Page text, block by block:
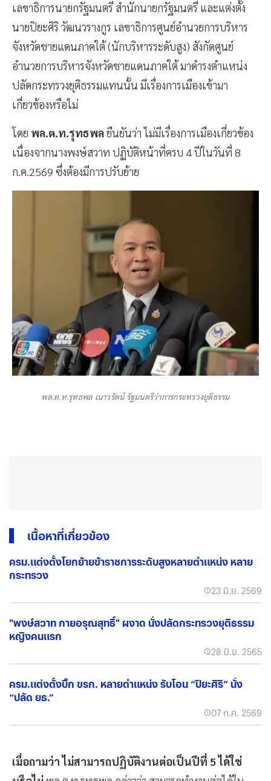
เลขาธิการนายกรัฐมนตรี สำนักนายกรัฐมนตรี และแต่งตั้ง
นายปิยะศิริ วัฒนวรางกูร เลขาธิการศูนย์อำนวยการบริหาร
จังหวัดชายแดนภาคใต้ (นักบริหารระดับสูง) สังกัดศูนย์
อำนวยการบริหารจังหวัดชายแดนภาคใต้ มาดำรงตำแหน่ง
ปลัดกระทรวงยุติธรรมแทนนั้น มีเรื่องการเมืองเข้ามา
เกี่ยวข้องหรือไม่
โดย พล.ต.ท.รุทธพลยืนยันว่า ไม่มีเรื่องการเมืองเกี่ยวข้อง
เนื่องจากนางพงษ์สวาท ปฏิบัติหน้าที่ครบ 4 ปีในวันที่ 8
ก.ค.2569 ซึ่งต้องมีการปรับย้าย
พล.ต.ท.รุทธพล เนาวรัตน์ รัฐมนตรีว่าการกระทรวงยุติธรรม
เนื้อหาที่เกี่ยวข้อง
ครม.แต่งตั้งโยกย้ายข้าราชการระดับสูงหลายตำแหน่ง หลาย
กระทรวง
23 มิ.ย. 2569
"พงษ์สวาท กายอรุณสุทธิ์" ผงาด นั่งปลัดกระทรวงยุติธรรม
หญิงคนแรก
28 มิ.ย. 2565
ครม.แต่งตั้งบิ๊ก ขรก. หลายตำแหน่ง รับโอน “ปิยะศิริ” นั่ง
“ปลัด ยธ.”
07 ก.ค. 2569
เมื่อถามว่า ไม่สามารถปฏิบัติงานต่อเป็นปีที่ 5 ได้ใช่